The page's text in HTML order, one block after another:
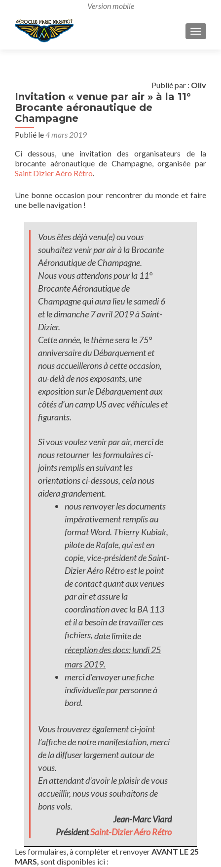
Publié par : Oliv
Invitation « venue par air » à la 11°
Brocante aéronautique de
Champagne
Publié le4 mars 2019
Ci dessous, une invitation des organisateurs de la
brocante aéronautique de Champagne, organisée par
Saint Dizier Aéro Rétro.
Une bonne occasion pour rencontrer du monde et faire
une belle navigation !
Vous êtes déjà venu(e) ou vous
souhaitez venir par air à la Brocante
Aéronautique de Champagne.
Nous vous attendons pour la 11°
Brocante Aéronautique de
Champagne qui aura lieu le samedi 6
et le dimanche 7 avril 2019 à Saint-
Dizier.
Cette année, le thème sera le 75°
anniversaire du Débarquement et
nous accueillerons à cette occasion,
au-delà de nos exposants, une
exposition sur le Débarquement aux
côtés d’un camp US avec véhicules et
figurants.
Si vous voulez venir par air, merci de
nous retourner les formulaires ci-
joints remplis en suivant les
orientations ci-dessous, cela nous
aidera grandement.
nous renvoyer les documents
impérativement remplis au
format Word. Thierry Kubiak,
pilote de Rafale, qui est en
copie, vice-président de Saint-
Dizier Aéro Rétro est le point
de contact quant aux venues
par air et assure la
coordination avec la BA 113
et il a besoin de travailler ces
fichiers,date limite de
réception des docs: lundi 25
mars 2019.
merci d’envoyer une fiche
individuelle par personne à
bord.
Vous trouverez également ci-joint
l’affiche de notre manifestation, merci
de la diffuser largement autour de
vous.
En attendant d’avoir le plaisir de vous
accueillir, nous vous souhaitons de
bons vols.
Jean-Marc Viard
PrésidentSaint-Dizier Aéro Rétro
Les formulaires, à compléter et renvoyerAVANT LE 25
MARS, sont disponibles ici :